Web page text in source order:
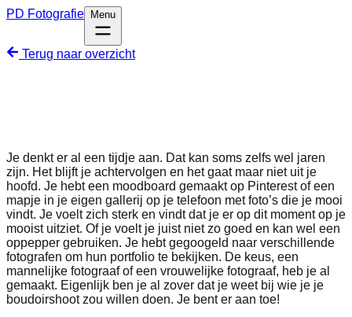
PD Fotografie Menu
Terug naar overzicht
Je denkt er al een tijdje aan. Dat kan soms zelfs wel jaren
zijn. Het blijft je achtervolgen en het gaat maar niet uit je
hoofd. Je hebt een moodboard gemaakt op Pinterest of een
mapje in je eigen gallerij op je telefoon met foto’s die je mooi
vindt. Je voelt zich sterk en vindt dat je er op dit moment op je
mooist uitziet. Of je voelt je juist niet zo goed en kan wel een
oppepper gebruiken. Je hebt gegoogeld naar verschillende
fotografen om hun portfolio te bekijken. De keus, een
mannelijke fotograaf of een vrouwelijke fotograaf, heb je al
gemaakt. Eigenlijk ben je al zover dat je weet bij wie je je
boudoirshoot zou willen doen. Je bent er aan toe!